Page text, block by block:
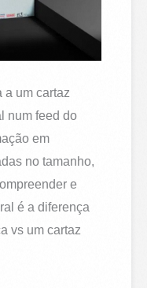
a um cartaz
num feed do
em
no tamanho,
e
é a diferença
vs um cartaz